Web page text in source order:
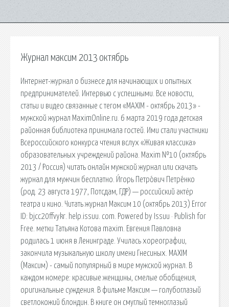
Журнал максим 2013 октябрь
Интернет-журнал о бизнесе для начинающих и опытных
предпринимателей. Интервью с успешными. Все новости,
статьи и видео связанные с тегом «MAXIM - октябрь 2013» -
мужской журнал MaximOnline.ru. 6 марта 2019 года детская
районная библиотека принимала гостей. Ими стали участники
Всероссийского конкурса чтения вслух «Живая классика»
образовательных учреждений района. Maxim №10 (октябрь
2013 / Россия) читать онлайн мужской журнал или скачать
журнал для мужчин бесплатно. И́горь Петро́вич Петре́нко
(род. 23 августа 1977, Потсдам, ГДР) — российский актёр
театра и кино. Читать журнал Максим 10 (октябрь 2013) Error
ID: bjcc20ffvykr. help.issuu. com. Powered by Issuu · Publish for
Free. метки Татьяна Котова maxim. Евгения Павловна
родилась 1 июня в Ленинграде. Училась хореографии,
закончила музыкальную школу имени Гнесиных. MAXIM
(Максим) - самый популярный в мире мужской журнал. В
каждом номере: красивые женщины, смелые обобщения,
оригинальные суждения. В фильме Максим — голубоглазый
светлокожий блондин. В книге он смуглый темноглазый